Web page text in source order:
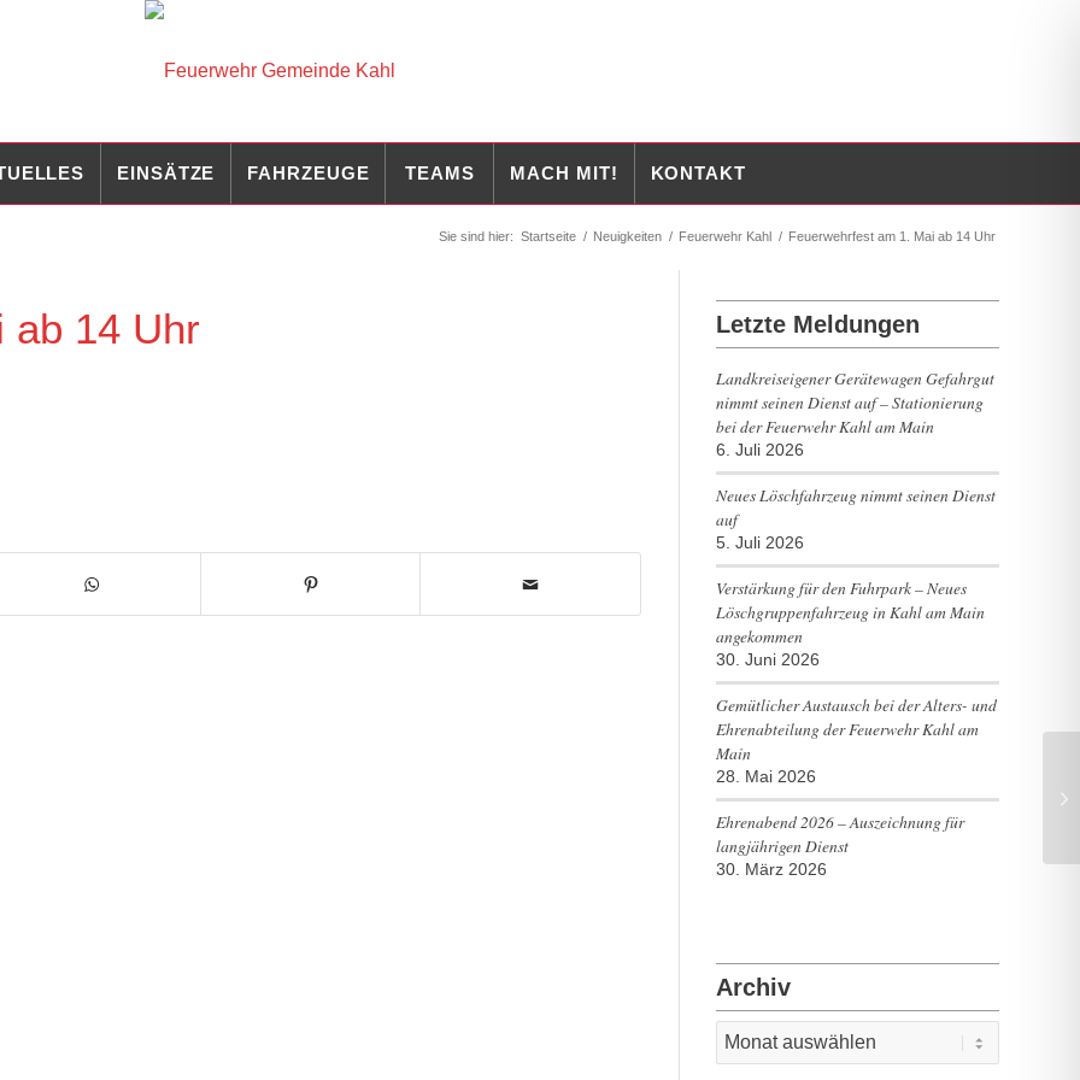
EINSÄTZE FAHRZEUGE TEAMS MACH MIT! KONTAKT
Sie sind hier: Startseite / Neuigkeiten / Feuerwehr Kahl / Feuerwehrfest am 1. Mai ab 14 Uhr
ab 14 Uhr Letzte Meldungen
Landkreiseigener Gerätewagen Gefahrgut
nimmt seinen Dienst auf – Stationierung
bei der Feuerwehr Kahl am Main
6. Juli 2026
Neues Löschfahrzeug nimmt seinen Dienst
auf
5. Juli 2026
Verstärkung für den Fuhrpark – Neues
Löschgruppenfahrzeug in Kahl am Main
angekommen
30. Juni 2026
Gemütlicher Austausch bei der Alters- und
Ehrenabteilung der Feuerwehr Kahl am
Main
28. Mai 2026
Ehrenabend 2026 – Auszeichnung für
langjährigen Dienst
30. März 2026
Archiv